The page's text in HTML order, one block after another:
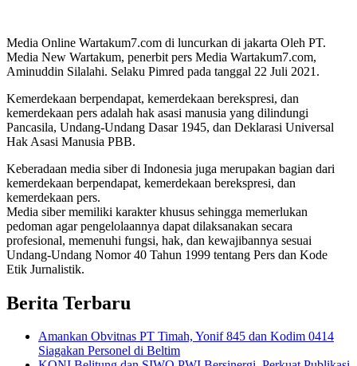
Media Online Wartakum7.com di luncurkan di jakarta Oleh PT.
Media New Wartakum, penerbit pers Media Wartakum7.com,
Aminuddin Silalahi. Selaku Pimred pada tanggal 22 Juli 2021.
Kemerdekaan berpendapat, kemerdekaan berekspresi, dan
kemerdekaan pers adalah hak asasi manusia yang dilindungi
Pancasila, Undang-Undang Dasar 1945, dan Deklarasi Universal
Hak Asasi Manusia PBB.
Keberadaan media siber di Indonesia juga merupakan bagian dari
kemerdekaan berpendapat, kemerdekaan berekspresi, dan
kemerdekaan pers.
Media siber memiliki karakter khusus sehingga memerlukan
pedoman agar pengelolaannya dapat dilaksanakan secara
profesional, memenuhi fungsi, hak, dan kewajibannya sesuai
Undang-Undang Nomor 40 Tahun 1999 tentang Pers dan Kode
Etik Jurnalistik.
Berita Terbaru
Amankan Obvitnas PT Timah, Yonif 845 dan Kodim 0414
Siagakan Personel di Beltim